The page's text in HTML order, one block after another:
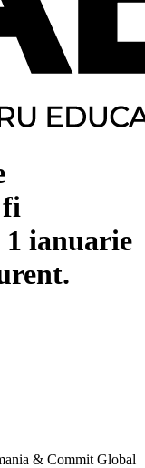
fi
1 ianuarie
& Commit Global